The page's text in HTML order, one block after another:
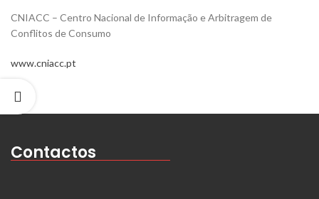
CNIACC – Centro Nacional de Informação e Arbitragem de
Conflitos de Consumo
www.cniacc.pt
Contactos